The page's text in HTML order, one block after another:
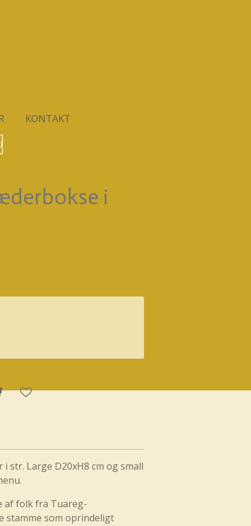
KONTAKT
i
str. Large D20xH8 cm og small
af folk fra Tuareg-
stamme som oprindeligt